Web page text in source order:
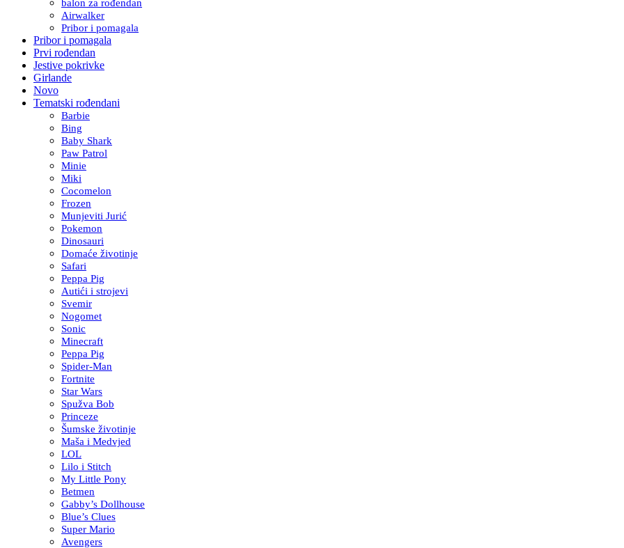
balon za rođendan
Airwalker
Pribor i pomagala
Pribor i pomagala
Prvi rođendan
Jestive pokrivke
Girlande
Novo
Tematski rođendani
Barbie
Bing
Baby Shark
Paw Patrol
Minie
Miki
Cocomelon
Frozen
Munjeviti Jurić
Pokemon
Dinosauri
Domaće životinje
Safari
Peppa Pig
Autići i strojevi
Svemir
Nogomet
Sonic
Minecraft
Peppa Pig
Spider-Man
Fortnite
Star Wars
Spužva Bob
Princeze
Šumske životinje
Maša i Medvjed
LOL
Lilo i Stitch
My Little Pony
Betmen
Gabby’s Dollhouse
Blue’s Clues
Super Mario
Avengers